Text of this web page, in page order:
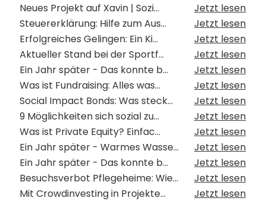
Neues Projekt auf Xavin | Sozi...
Jetzt lesen
Steuererklärung: Hilfe zum Aus...
Jetzt lesen
Erfolgreiches Gelingen: Ein Ki...
Jetzt lesen
Aktueller Stand bei der Sportf...
Jetzt lesen
Ein Jahr später - Das konnte b...
Jetzt lesen
Was ist Fundraising: Alles was...
Jetzt lesen
Social Impact Bonds: Was steck...
Jetzt lesen
9 Möglichkeiten sich sozial zu...
Jetzt lesen
Was ist Private Equity? Einfac...
Jetzt lesen
Ein Jahr später - Warmes Wasse...
Jetzt lesen
Ein Jahr später - Das konnte b...
Jetzt lesen
Besuchsverbot Pflegeheime: Wie...
Jetzt lesen
Mit Crowdinvesting in Projekte...
Jetzt lesen